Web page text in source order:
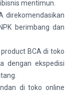
mentimun.
direkomendasikan
berimbang dan
BCA di toko
dengan ekspedisi
di toko online